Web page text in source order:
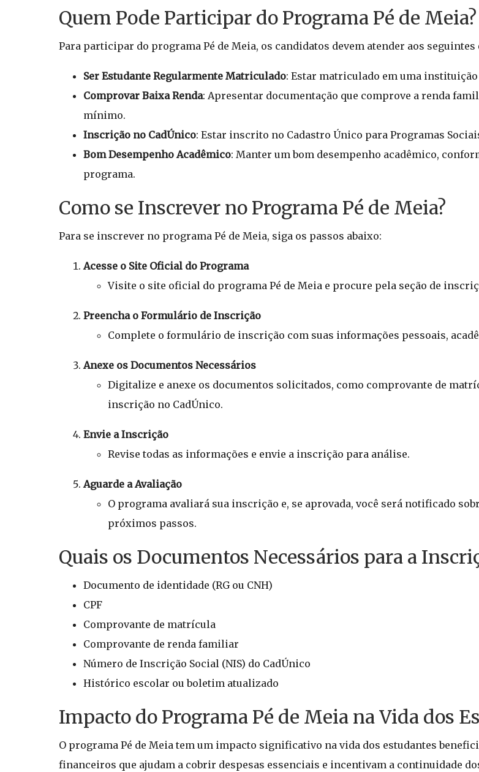
Quem Pode Participar do Programa Pé de Meia?
Para participar do programa Pé de Meia, os candidatos devem atender aos
Ser Estudante Regularmente Matriculado: Estar matriculado em uma
Comprovar Baixa Renda: Apresentar documentação que comprove a renda
mínimo.
Inscrição no CadÚnico: Estar inscrito no Cadastro Único para Programas
Bom Desempenho Acadêmico: Manter um bom desempenho acadêmico,
programa.
Como se Inscrever no Programa Pé de Meia?
Para se inscrever no programa Pé de Meia, siga os passos abaixo:
Acesse o Site Oficial do Programa
Visite o site oficial do programa Pé de Meia e procure pela seção de
Preencha o Formulário de Inscrição
Complete o formulário de inscrição com suas informações pessoais,
Anexe os Documentos Necessários
Digitalize e anexe os documentos solicitados, como comprovante de
inscrição no CadÚnico.
Envie a Inscrição
Revise todas as informações e envie a inscrição para análise.
Aguarde a Avaliação
O programa avaliará sua inscrição e, se aprovada, você será notificado
próximos passos.
Quais os Documentos Necessários para a
Documento de identidade (RG ou CNH)
CPF
Comprovante de matrícula
Comprovante de renda familiar
Número de Inscrição Social (NIS) do CadÚnico
Histórico escolar ou boletim atualizado
Impacto do Programa Pé de Meia na Vida dos
O programa Pé de Meia tem um impacto significativo na vida dos estudantes
financeiros que ajudam a cobrir despesas essenciais e incentivam a continuidade